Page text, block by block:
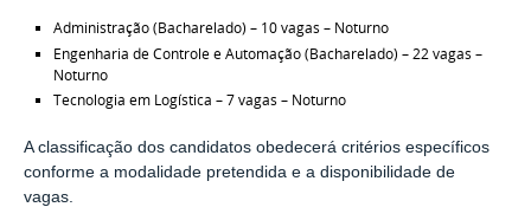
Administração (Bacharelado) – 10 vagas – Noturno
Engenharia de Controle e Automação (Bacharelado) – 22 vagas –
Noturno
Tecnologia em Logística – 7 vagas – Noturno
A classificação dos candidatos obedecerá critérios específicos
conforme a modalidade pretendida e a disponibilidade de
vagas.